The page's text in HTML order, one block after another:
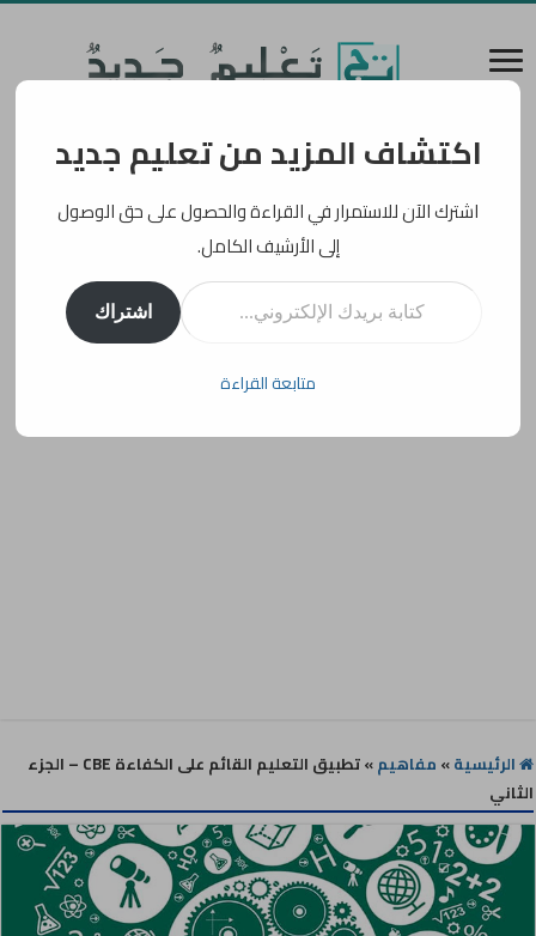
الرئيسية» مفاهيم»
تطبيق التعليم القائم على الكفاءة CBE – الجزء
الثاني
اكتشاف المزيد من تعليم جديد
اشترك الآن للاستمرار في القراءة والحصول على حق الوصول
إلى الأرشيف الكامل.
كتابة بريدك الإلكتروني...
اشتراك
متابعة القراءة